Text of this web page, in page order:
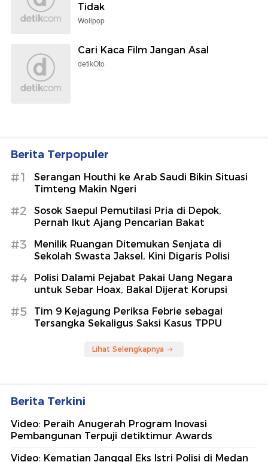
Tidak
Wolipop
Cari Kaca Film Jangan Asal
detikOto
Berita Terpopuler
#1
Serangan Houthi ke Arab Saudi Bikin Situasi
Timteng Makin Ngeri
#2
Sosok Saepul Pemutilasi Pria di Depok,
Pernah Ikut Ajang Pencarian Bakat
#3
Menilik Ruangan Ditemukan Senjata di
Sekolah Swasta Jaksel, Kini Digaris Polisi
#4
Polisi Dalami Pejabat Pakai Uang Negara
untuk Sebar Hoax, Bakal Dijerat Korupsi
#5
Tim 9 Kejagung Periksa Febrie sebagai
Tersangka Sekaligus Saksi Kasus TPPU
Lihat Selengkapnya
Berita Terkini
Video: Peraih Anugerah Program Inovasi
Pembangunan Terpuji detiktimur Awards
Video: Kematian Janggal Eks Istri Polisi di Medan